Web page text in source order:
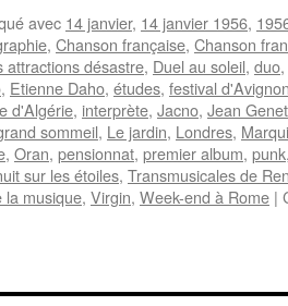
avec 14 janvier, 14 janvier 1956,
, Chanson française, Chanson
attractions désastre, Duel au soleil, duo,
, Etienne Daho, études, festival
d'Algérie, interprète, Jacno, Jean Genet
sommeil, Le jardin, Londres,
, Oran, pensionnat, premier album, punk
sur les étoiles, Transmusicales de
la musique, Virgin, Week-end à Rome |